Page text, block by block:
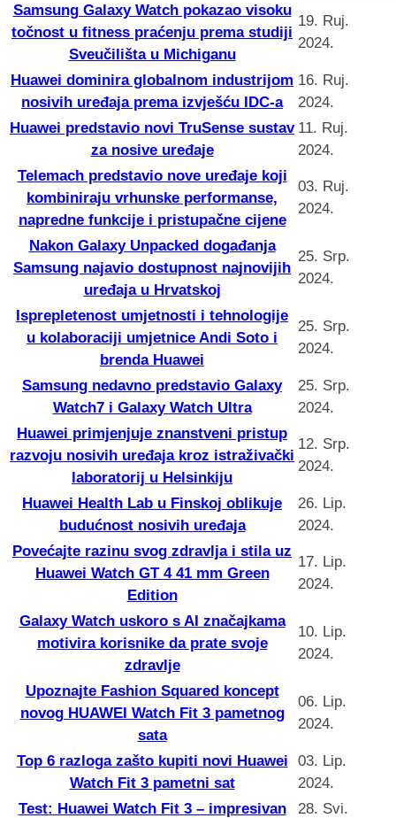
Samsung Galaxy Watch pokazao visoku
točnost u fitness praćenju prema studiji
Sveučilišta u Michiganu
19. Ruj.
2024.
Huawei dominira globalnom industrijom
nosivih uređaja prema izvješću IDC-a
16. Ruj.
2024.
Huawei predstavio novi TruSense sustav
za nosive uređaje
11. Ruj.
2024.
Telemach predstavio nove uređaje koji
kombiniraju vrhunske performanse,
napredne funkcije i pristupačne cijene
03. Ruj.
2024.
Nakon Galaxy Unpacked događanja
Samsung najavio dostupnost najnovijih
uređaja u Hrvatskoj
25. Srp.
2024.
Isprepletenost umjetnosti i tehnologije
u kolaboraciji umjetnice Andi Soto i
brenda Huawei
25. Srp.
2024.
Samsung nedavno predstavio Galaxy
Watch7 i Galaxy Watch Ultra
25. Srp.
2024.
Huawei primjenjuje znanstveni pristup
razvoju nosivih uređaja kroz istraživački
laboratorij u Helsinkiju
12. Srp.
2024.
Huawei Health Lab u Finskoj oblikuje
budućnost nosivih uređaja
26. Lip.
2024.
Povećajte razinu svog zdravlja i stila uz
Huawei Watch GT 4 41 mm Green
Edition
17. Lip.
2024.
Galaxy Watch uskoro s AI značajkama
motivira korisnike da prate svoje
zdravlje
10. Lip.
2024.
Upoznajte Fashion Squared koncept
novog HUAWEI Watch Fit 3 pametnog
sata
06. Lip.
2024.
Top 6 razloga zašto kupiti novi Huawei
Watch Fit 3 pametni sat
03. Lip.
2024.
Test: Huawei Watch Fit 3 – impresivan
28. Svi.